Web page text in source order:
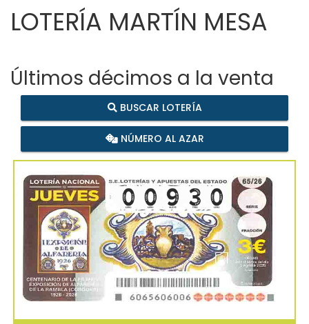
LOTERÍA MARTÍN MESA
Últimos décimos a la venta
BUSCAR LOTERÍA
NÚMERO AL AZAR